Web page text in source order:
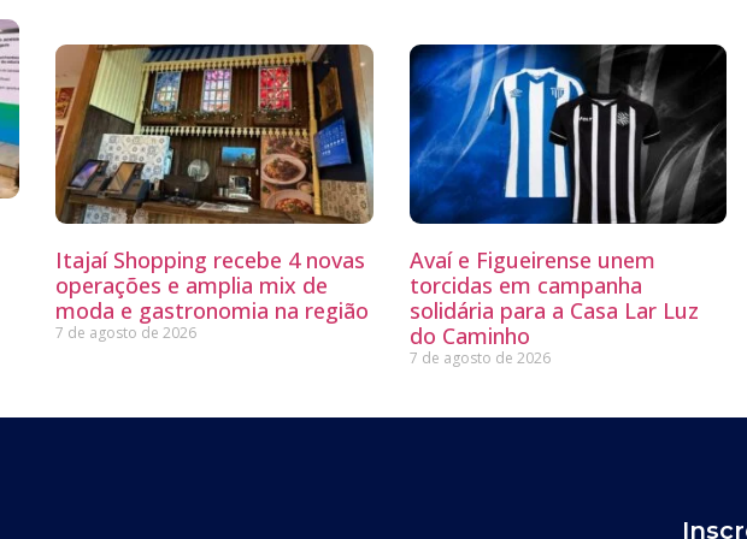
Itajaí Shopping recebe 4 novas
operações e amplia mix de
moda e gastronomia na região
7 de agosto de 2026
Avaí e Figueirense unem
torcidas em campanha
solidária para a Casa Lar Luz
do Caminho
7 de agosto de 2026